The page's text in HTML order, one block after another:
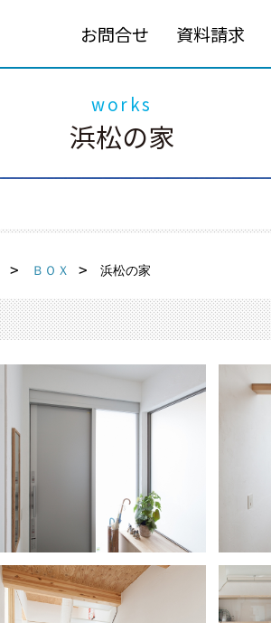
お問合せ 資料請求
works
浜松の家
ＢＯＸ 浜松の家